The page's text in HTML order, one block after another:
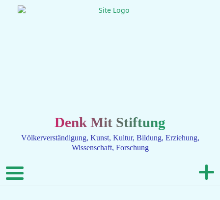
Denk Mit Stiftung
Völkerverständigung, Kunst, Kultur, Bildung, Erziehung,
Wissenschaft, Forschung